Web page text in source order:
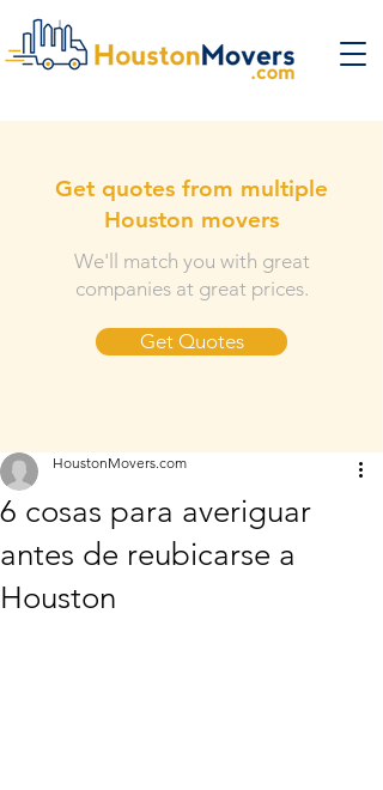
Get quotes from multiple
Houston movers
We'll match you with great
companies at great prices.
Get Quotes
6 cosas para averiguar
antes de reubicarse a
Houston
HoustonMovers.com